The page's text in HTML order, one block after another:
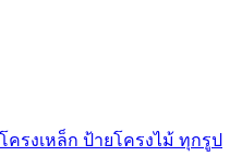
รงเหล็ก ป้ายโครงไม้ ทุกรูป